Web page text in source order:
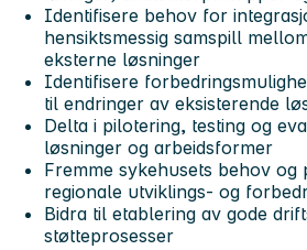
Identifisere behov for
hensiktsmessig samspill
eksterne løsninger
Identifisere
til endringer av eksisterende
Delta i pilotering, testing og
løsninger og arbeidsformer
Fremme sykehusets behov og
regionale utviklings- og
Bidra til etablering av gode
støtteprosesser